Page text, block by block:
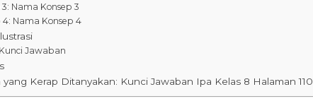
3: Nama Konsep 3
4: Nama Konsep 4
Jawaban
yang Kerap Ditanyakan: Kunci Jawaban Ipa Kelas 8 Halaman 110